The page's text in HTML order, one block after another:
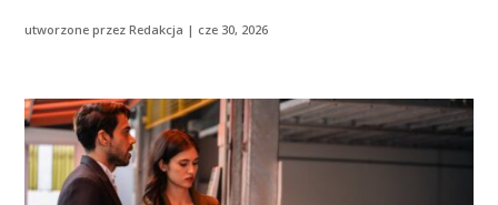
utworzone przezRedakcja | cze 30, 2026